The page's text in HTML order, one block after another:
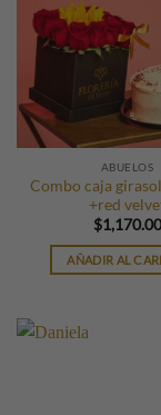
ABUELOS
Combo caja
+red
$1,170.00
AÑADIR AL